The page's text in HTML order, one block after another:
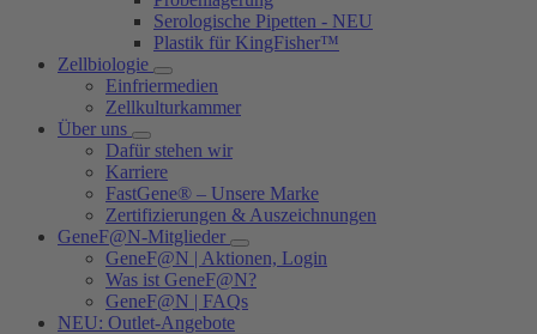
Serologische Pipetten - NEU
Plastik für KingFisher™
Zellbiologie
Einfriermedien
Zellkulturkammer
Über uns
Dafür stehen wir
Karriere
FastGene® – Unsere Marke
Zertifizierungen & Auszeichnungen
GeneF@N-Mitglieder
GeneF@N | Aktionen, Login
Was ist GeneF@N?
GeneF@N | FAQs
NEU: Outlet-Angebote